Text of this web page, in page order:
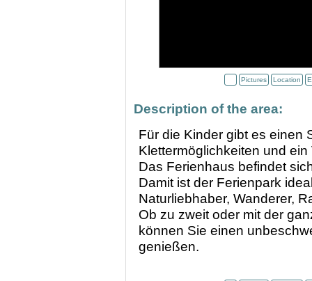
Pictures Location
Description of the area:
Für die Kinder gibt es einen
Klettermöglichkeiten und ein
Das Ferienhaus befindet
Damit ist der Ferienpark
Naturliebhaber, Wanderer,
Ob zu zweit oder mit der
können Sie einen
genießen.